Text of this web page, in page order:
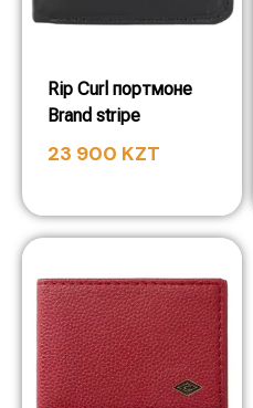
Rip Curl портмоне
Brand stripe
23 900 KZT